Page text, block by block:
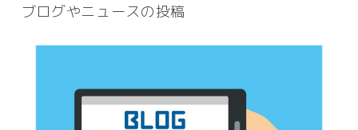
ブログやニュースの投稿